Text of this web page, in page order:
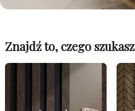
Znajdź to, czego szukasz